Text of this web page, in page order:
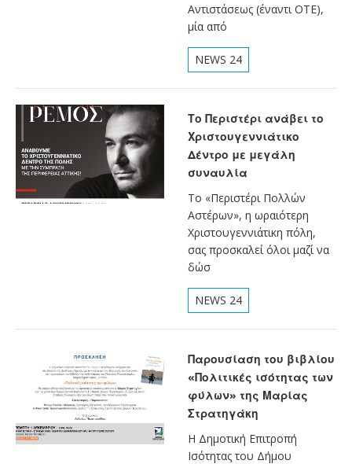
Αντιστάσεως (έναντι ΟΤΕ),
μία από
NEWS 24
Το Περιστέρι ανάβει το
Χριστουγεννιάτικο
Δέντρο με μεγάλη
συναυλία
Το «Περιστέρι Πολλών
Αστέρων», η ωραιότερη
Χριστουγεννιάτικη πόλη,
σας προσκαλεί όλοι μαζί να
δώσ
NEWS 24
Παρουσίαση του βιβλίου
«Πολιτικές ισότητας των
φύλων» της Μαρίας
Στρατηγάκη
Η Δημοτική Επιτροπή
Ισότητας του Δήμου